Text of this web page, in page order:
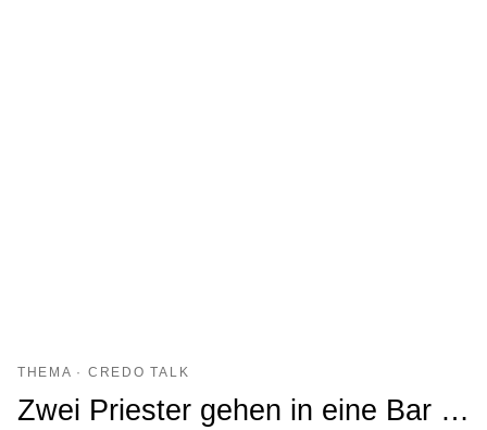
THEMA · CREDO TALK
Zwei Priester gehen in eine Bar …